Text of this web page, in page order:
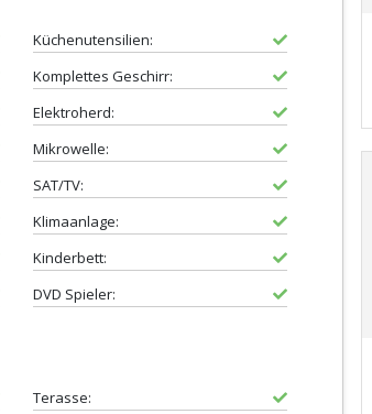
Küchenutensilien:
Komplettes Geschirr:
Elektroherd:
Mikrowelle:
SAT/TV:
Klimaanlage:
Kinderbett:
DVD Spieler:
Terasse: